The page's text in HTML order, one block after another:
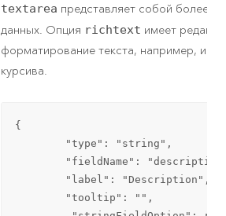
textarea представляет собой более
данных. Опция richtext имеет
форматирование текста, например,
курсива.
{
        "type": "string",
"fieldName":
        "label": "Description",
        "tooltip": "",